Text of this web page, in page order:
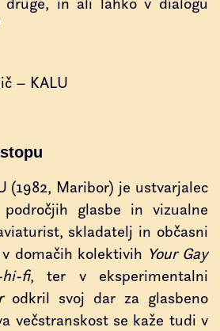
– KALU
(1982, Maribor) je ustvarjalec
glasbe in vizualne
skladatelj in občasni
domačih kolektivih Your Gay
hi-fi, ter v eksperimentalni
odkril svoj dar za glasbeno
večstranskost se kaže tudi v